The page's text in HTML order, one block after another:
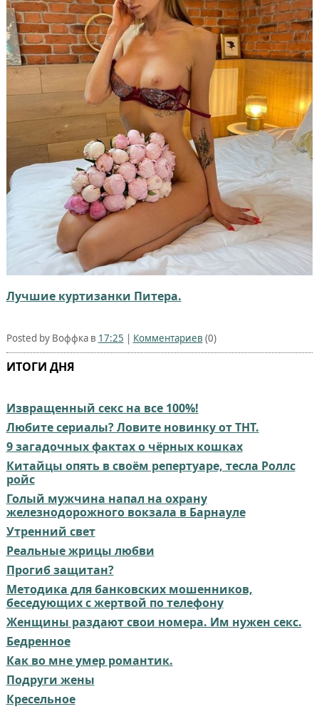
Лучшие куртизанки Питера.
Posted by Воффка в 17:25 | Комментариев (0)
ИТОГИ ДНЯ
Извращенный секс на все 100%!
Любите сериалы? Ловите новинку от ТНТ.
9 загадочных фактах о чёрных кошках
Китайцы опять в своём репертуаре, тесла Роллс
ройс
Голый мужчина напал на охрану
железнодорожного вокзала в Барнауле
Утренний свет
Реальные жрицы любви
Прогиб защитан?
Методика для банковских мошенников,
беседующих с жертвой по телефону
Женщины раздают свои номера. Им нужен секс.
Бедренное
Как во мне умер романтик.
Подруги жены
Кресельное